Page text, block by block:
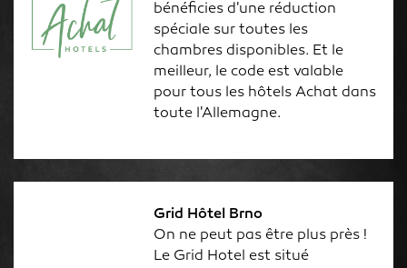
bénéficies d'une réduction
spéciale sur toutes les
chambres disponibles. Et le
meilleur, le code est valable
pour tous les hôtels Achat dans
toute l'Allemagne.
Grid Hôtel Brno
On ne peut pas être plus près !
Le Grid Hotel est situé